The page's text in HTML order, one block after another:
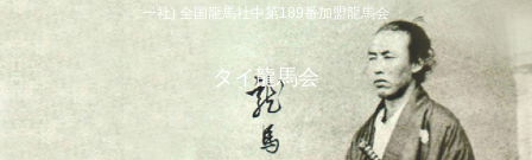
一社) 全国龍馬社中第189番加盟龍馬会
タイ龍馬会